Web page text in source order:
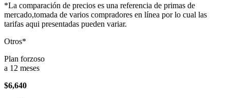
*La comparación de precios es una referencia de primas de
mercado,tomada de varios compradores en línea por lo cual las
tarifas aqui presentadas pueden variar.
Otros*
Plan forzoso
a 12 meses
$6,640